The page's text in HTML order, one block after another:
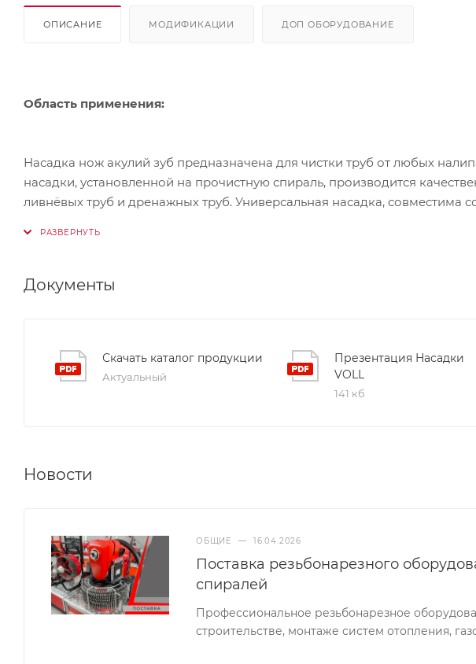
ОПИСАНИЕ МОДИФИКАЦИИ ДОП ОБОРУДОВАНИЕ
Область применения:
Насадка нож акулий зуб предназначена для чистки труб от любых
насадки, установленной на прочистную спираль, производится
ливнёвых труб и дренажных труб. Универсальная насадка, совместима
Документы
Скачать каталог продукции
Актуальный
Презентация Насадки
VOLL
141 кб
Новости
ОБЩИЕ — 16.04.2026
Поставка резьбонарезного
спиралей
Профессиональное резьбонарезное
строительстве, монтаже систем отопления,